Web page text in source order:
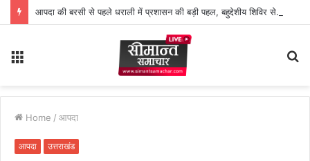
आपदा की बरसी से पहले धराली में प्रशासन की बड़ी पहल, बहुद्देशीय शिविर से लोगों को राहत
Home / आपदा
आपदा उत्तराखंड